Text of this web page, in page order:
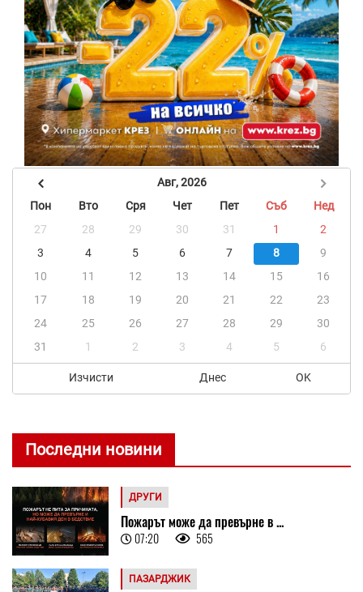
Авг, 2026
Пон
Вто Сря Чет Пет Съб
Нед
27
28 29 30 31 1
2
3
4 5 6 7 8
9
10
11 12 13 14 15
16
17
18 19 20 21 22
23
24
25 26 27 28 29
30
31
1 2 3 4 5 6
Изчисти Днес OK
Последни новини
ДРУГИ
Пожарът може да превърне в ...
07:20 565
ПАЗАРДЖИК